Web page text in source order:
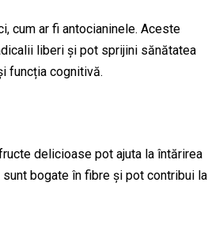
cum ar fi antocianinele. Aceste
liberi și pot sprijini sănătatea
funcția cognitivă.
delicioase pot ajuta la întărirea
bogate în fibre și pot contribui la